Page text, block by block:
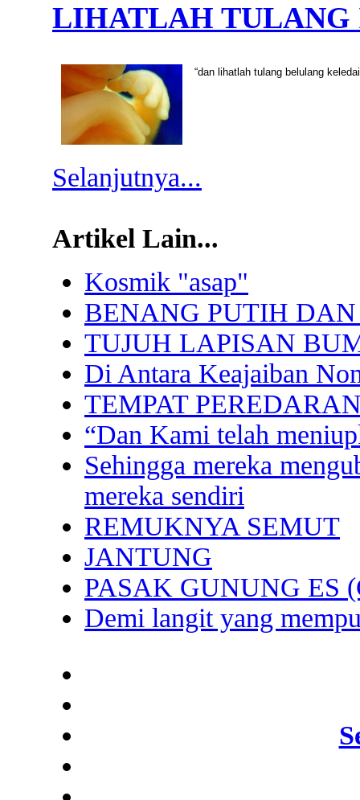
LIHATLAH TULANG
“dan lihatlah tulang belulang
Selanjutnya...
Artikel Lain...
Kosmik "asap"
BENANG PUTIH
TUJUH LAPISAN
Di Antara Keajaiban
TEMPAT
“Dan Kami telah
Sehingga mereka
mereka sendiri
REMUKNYA SEMUT
JANTUNG
PASAK GUNUNG ES
Demi langit yang